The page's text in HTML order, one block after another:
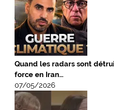
Quand les radars sont
force en Iran…
07/05/2026